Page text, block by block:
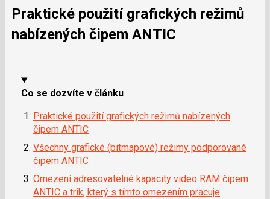
r
Praktické použití grafických režimů
nabízených čipem ANTIC
Co se dozvíte v článku
Praktické použití grafických režimů nabízených
čipem ANTIC
Všechny grafické (bitmapové) režimy podporované
čipem ANTIC
Omezení adresovatelné kapacity video RAM čipem
ANTIC a trik, který s tímto omezením pracuje